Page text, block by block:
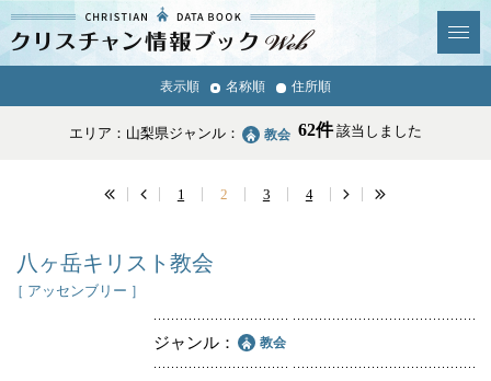
情報ブックとは
News & Topics
表示順 名称順 住所順
エリア：山梨県ジャンル： 教会 62件該当しました
1 2 3 4
八ヶ岳キリスト教会
［ アッセンブリー ］
ジャンル 教会